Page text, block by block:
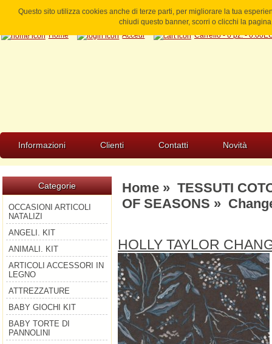
Questo sito utilizza cookies anche di terze parti, per migliorare la tua
chiudi questo banner, scorri o clicchi la
Home
Accedi Carrello - 0 pz. -
Informazioni Clienti Contatti Novità
Categorie
OCCASIONI ARTICOLI
NATALIZI
ANGELI. KIT
ANIMALI. KIT
ARTICOLI ACCESSORI IN
LEGNO
ATTREZZATURE
BABY GIOCHI KIT
BABY TORTE DI
PANNOLINI
Home» TESSUTI
OF SEASONS »
HOLLY TAYLOR